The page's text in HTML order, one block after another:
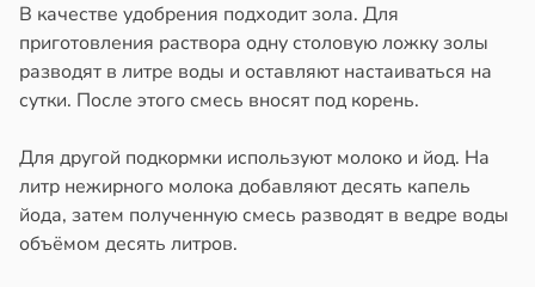
В качестве удобрения подходит зола. Для
приготовления раствора одну столовую ложку золы
разводят в литре воды и оставляют настаиваться на
сутки. После этого смесь вносят под корень.
Для другой подкормки используют молоко и йод. На
литр нежирного молока добавляют десять капель
йода, затем полученную смесь разводят в ведре воды
объёмом десять литров.